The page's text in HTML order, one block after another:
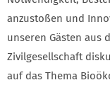
anzustoßen und
unseren Gästen aus
Zivilgesellschaft
auf das Thema